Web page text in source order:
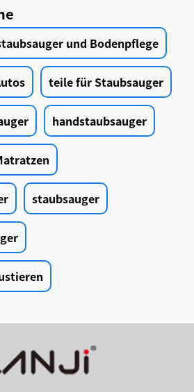
und Bodenpflege
teile für Staubsauger
handstaubsauger
staubsauger